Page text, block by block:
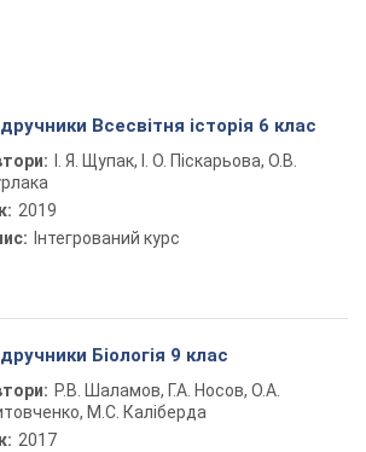
Всесвітня історія 6 клас
І. Я. Щупак, І. О. Піскарьова, О.В.
2019
Інтегрований курс
Біологія 9 клас
Р.В. Шаламов, Г.А. Носов, О.А.
М.С. Каліберда
2017